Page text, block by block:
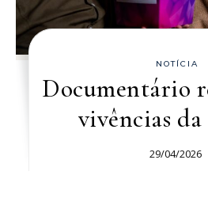
NOTÍCIA
Documentário
vivências da
29/04/2026